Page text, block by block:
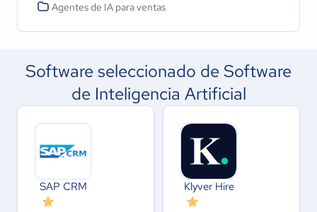
Agentes de IA para ventas
Software seleccionado de Software
de Inteligencia Artificial
SAP CRM Klyver Hire